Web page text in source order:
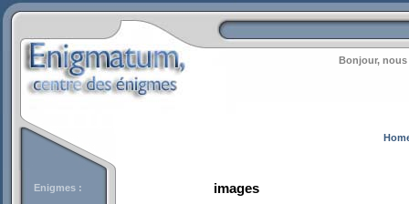
Bonjour, nous
Enigmes : images